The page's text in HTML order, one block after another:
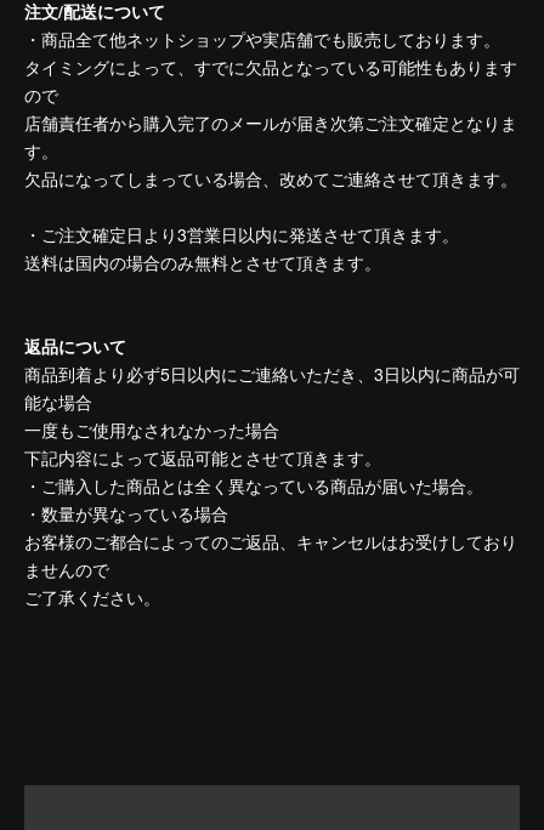
注文/配送について
・商品全て他ネットショップや実店舗でも販売しております。
タイミングによって、すでに欠品となっている可能性もあります
ので
店舗責任者から購入完了のメールが届き次第ご注文確定となりま
す。
欠品になってしまっている場合、改めてご連絡させて頂きます。
・ご注文確定日より3営業日以内に発送させて頂きます。
送料は国内の場合のみ無料とさせて頂きます。
返品について
商品到着より必ず5日以内にご連絡いただき、3日以内に商品が可
能な場合
一度もご使用なされなかった場合
下記内容によって返品可能とさせて頂きます。
・ご購入した商品とは全く異なっている商品が届いた場合。
・数量が異なっている場合
お客様のご都合によってのご返品、キャンセルはお受けしており
ませんので
ご了承ください。